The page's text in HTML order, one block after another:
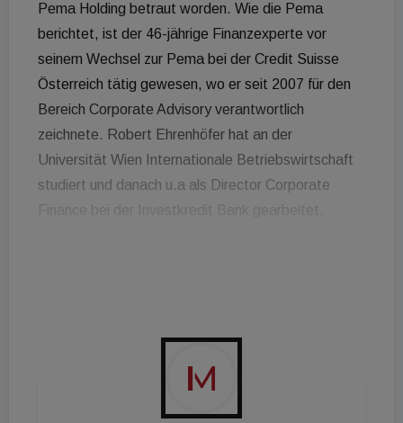
Pema Holding betraut worden. Wie die Pema
berichtet, ist der 46-jährige Finanzexperte vor
seinem Wechsel zur Pema bei der Credit Suisse
Österreich tätig gewesen, wo er seit 2007 für den
Bereich Corporate Advisory verantwortlich
zeichnete. Robert Ehrenhöfer hat an der
Universität Wien Internationale Betriebswirtschaft
studiert und danach u.a als Director Corporate
Finance bei der Investkredit Bank gearbeitet.
aktuellen Projekte gewinnen konnten.“